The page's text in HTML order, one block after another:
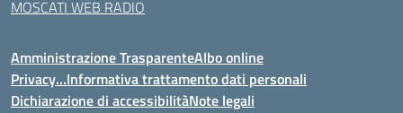
MOSCATI WEB RADIO
Amministrazione TrasparenteAlbo online
Privacy…Informativa trattamento dati personali
Dichiarazione di accessibilitàNote legali